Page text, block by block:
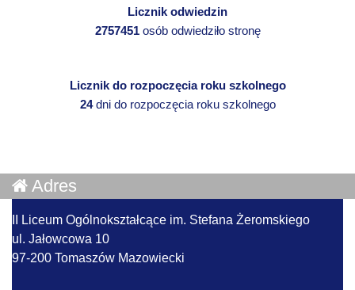
Licznik odwiedzin
2757451osób odwiedziło stronę
Licznik do rozpoczęcia roku szkolnego
24dni do rozpoczęcia roku szkolnego
Adres
II Liceum Ogólnokształcące im. Stefana Żeromskiego
ul. Jałowcowa 10
97-200 Tomaszów Mazowiecki